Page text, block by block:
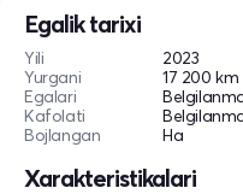
Egalik tarixi
Yili
2023
Yurgani
17 200 km
Egalari
Kafolati
Bojlangan
Ha
Xarakteristikalari